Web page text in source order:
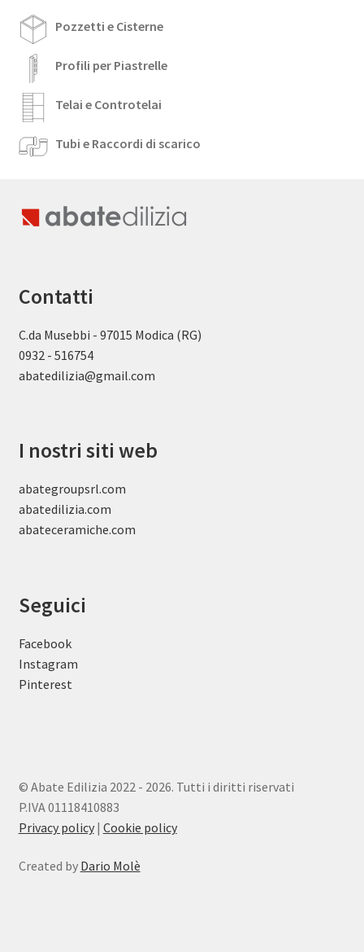
Pozzetti e Cisterne
Profili per Piastrelle
Telai e Controtelai
Tubi e Raccordi di scarico
Contatti
C.da Musebbi - 97015 Modica (RG)
0932 - 516754
abatedilizia@gmail.com
I nostri siti web
abategroupsrl.com
abatedilizia.com
abateceramiche.com
Seguici
Facebook
Instagram
Pinterest
© Abate Edilizia 2022 - 2026. Tutti i diritti riservati
P.IVA 01118410883
Privacy policy| Cookie policy
Created by Dario Molè